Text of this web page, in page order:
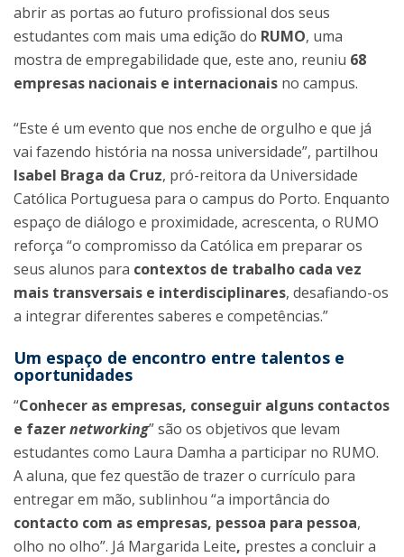
abrir as portas ao futuro profissional dos seus
estudantes com mais uma edição do RUMO, uma
mostra de empregabilidade que, este ano, reuniu 68
empresas nacionais e internacionais no campus.
“Este é um evento que nos enche de orgulho e que já
vai fazendo história na nossa universidade”, partilhou
Isabel Braga da Cruz, pró-reitora da Universidade
Católica Portuguesa para o campus do Porto. Enquanto
espaço de diálogo e proximidade, acrescenta, o RUMO
reforça “o compromisso da Católica em preparar os
seus alunos para contextos de trabalho cada vez
mais transversais e interdisciplinares, desafiando-os
a integrar diferentes saberes e competências.”
Um espaço de encontro entre talentos e
oportunidades
“Conhecer as empresas, conseguir alguns contactos
e fazernetworking” são os objetivos que levam
estudantes como Laura Damha a participar no RUMO.
A aluna, que fez questão de trazer o currículo para
entregar em mão, sublinhou “a importância do
contacto com as empresas, pessoa para pessoa,
olho no olho”. Já Margarida Leite, prestes a concluir a